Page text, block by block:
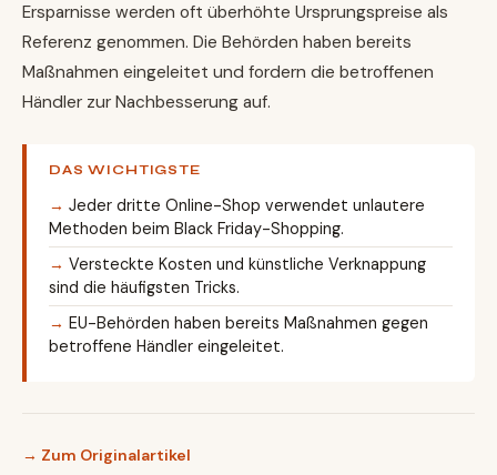
Ersparnisse werden oft überhöhte Ursprungspreise als
Referenz genommen. Die Behörden haben bereits
Maßnahmen eingeleitet und fordern die betroffenen
Händler zur Nachbesserung auf.
DAS WICHTIGSTE
Jeder dritte Online-Shop verwendet unlautere
Methoden beim Black Friday-Shopping.
Versteckte Kosten und künstliche Verknappung
sind die häufigsten Tricks.
EU-Behörden haben bereits Maßnahmen gegen
betroffene Händler eingeleitet.
→ Zum Originalartikel